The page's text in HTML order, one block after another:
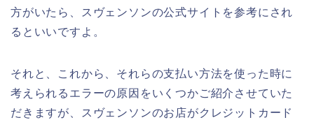
方がいたら、スヴェンソンの公式サイトを参考にされ
るといいですよ。
それと、これから、それらの支払い方法を使った時に
考えられるエラーの原因をいくつかご紹介させていた
だきますが、スヴェンソンのお店がクレジットカード